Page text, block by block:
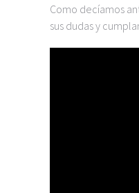
Como decíamos
sus dudas y